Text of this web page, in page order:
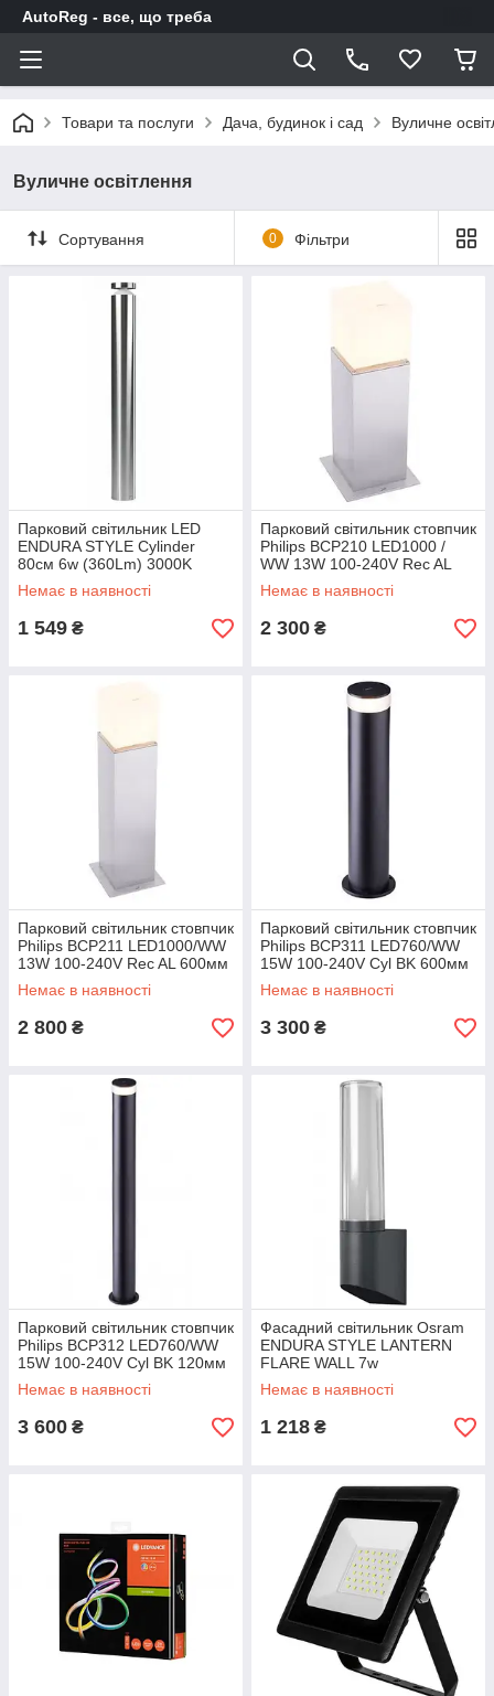
AutoReg - все, що треба
Товари та послуги Дача, будинок і сад Вуличне
Вуличне освітлення
Сортування 0 Фільтри
Парковий світильник LED
ENDURA STYLE Cylinder
80см 6w (360Lm) 3000K
Немає в наявності
1 549 ₴
Парковий світильник стовпчик
Philips BCP210 LED1000 /
WW 13W 100-240V Rec AL
450мм
Немає в наявності
2 300 ₴
Парковий світильник стовпчик
Philips BCP211 LED1000/WW
13W 100-240V Rec AL 600мм
Немає в наявності
2 800 ₴
Парковий світильник стовпчик
Philips BCP311 LED760/WW
15W 100-240V Cyl BK 600мм
Немає в наявності
3 300 ₴
Парковий світильник стовпчик
Philips BCP312 LED760/WW
15W 100-240V Cyl BK 120мм
Немає в наявності
3 600 ₴
Фасадний світильник Osram
ENDURA STYLE LANTERN
FLARE WALL 7w
Немає в наявності
1 218 ₴